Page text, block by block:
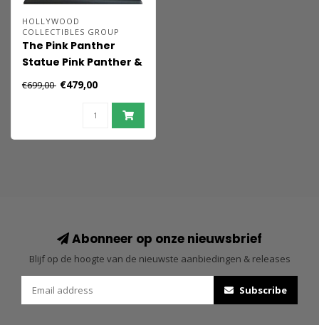
HOLLYWOOD
COLLECTIBLES GROUP
The Pink Panther
Statue Pink Panther &
The Inspector 41 cm
€699,00 €479,00
Abonneer op onze nieuwsbrief
Blijf op de hoogte van de nieuwste aanbiedingen & releases
Subscribe